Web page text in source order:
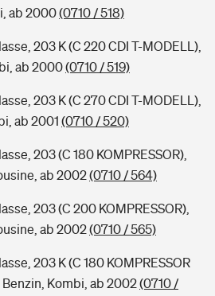
ab 2000(0710 / 518)
203 K (C 220 CDI T-MODELL),
ab 2000(0710 / 519)
203 K (C 270 CDI T-MODELL),
ab 2001 (0710 / 520)
203 (C 180 KOMPRESSOR),
ab 2002(0710 / 564)
203 (C 200 KOMPRESSOR),
ab 2002(0710 / 565)
203 K (C 180 KOMPRESSOR
Benzin, Kombi, ab 2002(0710 /